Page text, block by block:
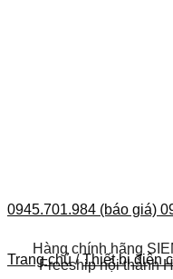
0945.701.984 (báo giá)
Hàng chính hãng
Freeship nội thành
Trang chủ / Thiết bị điện